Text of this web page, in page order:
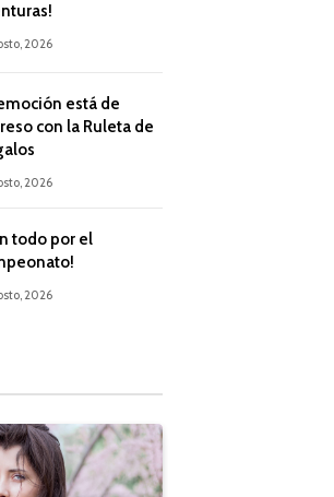
2026
está de
con la Ruleta de
2026
todo por el
2026